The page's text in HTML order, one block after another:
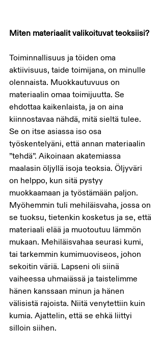
Miten materiaalit valikoituvat teoksiisi?
Toiminnallisuus ja töiden oma
aktiivisuus, taide toimijana, on minulle
olennaista. Muokkautuvuus on
materiaalin omaa toimijuutta. Se
ehdottaa kaikenlaista, ja on aina
kiinnostavaa nähdä, mitä sieltä tulee.
Se on itse asiassa iso osa
työskentelyäni, että annan materiaalin
”tehdä”. Aikoinaan akatemiassa
maalasin öljyllä isoja teoksia. Öljyväri
on helppo, kun sitä pystyy
muokkaamaan ja työstämään paljon.
Myöhemmin tuli mehiläisvaha, jossa on
se tuoksu, tietenkin kosketus ja se, että
materiaali elää ja muotoutuu lämmön
mukaan. Mehiläisvahaa seurasi kumi,
tai tarkemmin kumimuoviseos, johon
sekoitin väriä. Lapseni oli siinä
vaiheessa uhmaiässä ja taistelimme
hänen kanssaan minun ja hänen
välisistä rajoista. Niitä venytettiin kuin
kumia. Ajattelin, että se ehkä liittyi
silloin siihen.